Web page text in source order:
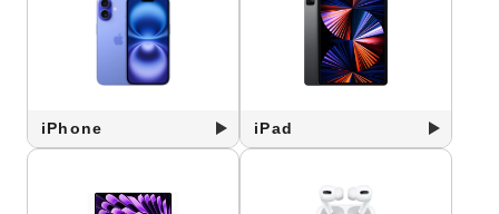
iPhone iPad